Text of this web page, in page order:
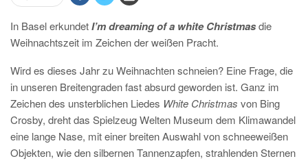
In Basel erkundetI’m dreaming of a white Christmasdie
Weihnachtszeit im Zeichen der weißen Pracht.
Wird es dieses Jahr zu Weihnachten schneien? Eine Frage, die
in unseren Breitengraden fast absurd geworden ist. Ganz im
Zeichen des unsterblichen Liedes White Christmas von Bing
Crosby, dreht das Spielzeug Welten Museum dem Klimawandel
eine lange Nase, mit einer breiten Auswahl von schneeweißen
Objekten, wie den silbernen Tannenzapfen, strahlenden Sternen